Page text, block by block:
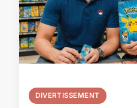
DIVERTISSEMENT